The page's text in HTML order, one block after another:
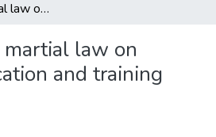
The impact of martial law on maritime education and training
law on
and training